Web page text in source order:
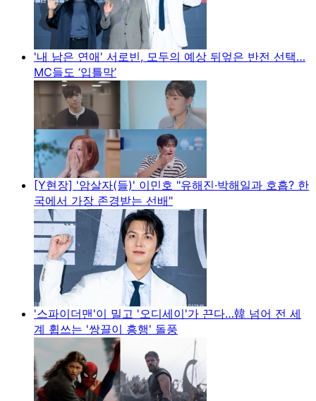
'내 남은 연애' 서로빈, 모두의 예상 뒤엎은 반전 선택…
MC들도 ‘입틀막’
[Y현장] '암살자(들)' 이민호 "유해진·박해일과 호흡? 한
국에서 가장 존경받는 선배"
'스파이더맨'이 밀고 '오디세이'가 끈다…韓 넘어 전 세
계 휩쓰는 '쌍끌이 흥행' 돌풍